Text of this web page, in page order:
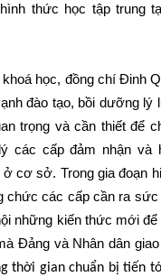
thức học tập trung
học, đồng chí Đinh
đào tạo, bồi dưỡng lý
trọng và cần thiết để
các cấpđảm nhận và
ở cơ sở. Trong gia đoạn
chức các cấp cần ra sức
những kiến thức mới
Đảng và Nhân dân giao
thời gian chuẩn bị tiến